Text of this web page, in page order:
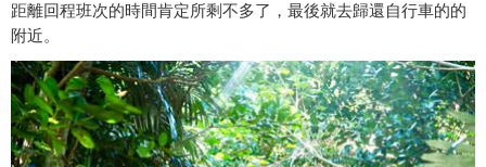
距離回程班次的時間肯定所剩不多了，最後就去歸還自行車的的
附近。